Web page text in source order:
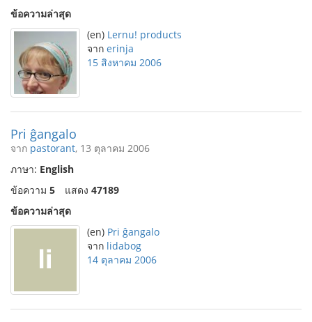
ข้อความล่าสุด
(en) Lernu! products
จาก erinja
15 สิงหาคม 2006
Pri ĝangalo
จาก pastorant, 13 ตุลาคม 2006
ภาษา: English
ข้อความ 5 แสดง 47189
ข้อความล่าสุด
(en) Pri ĝangalo
จาก lidabog
14 ตุลาคม 2006